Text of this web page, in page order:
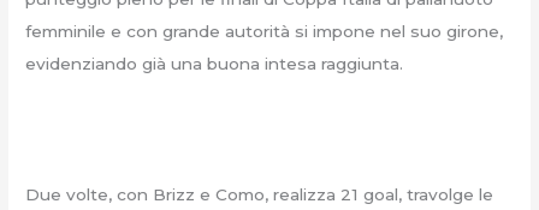
femminile e con grande autorità si impone nel suo girone,
evidenziando già una buona intesa raggiunta.
Due volte, con Brizz e Como, realizza 21 goal, travolge le